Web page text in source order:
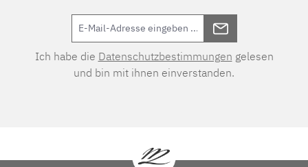
Ich habe die Datenschutzbestimmungen gelesen
und bin mit ihnen einverstanden.